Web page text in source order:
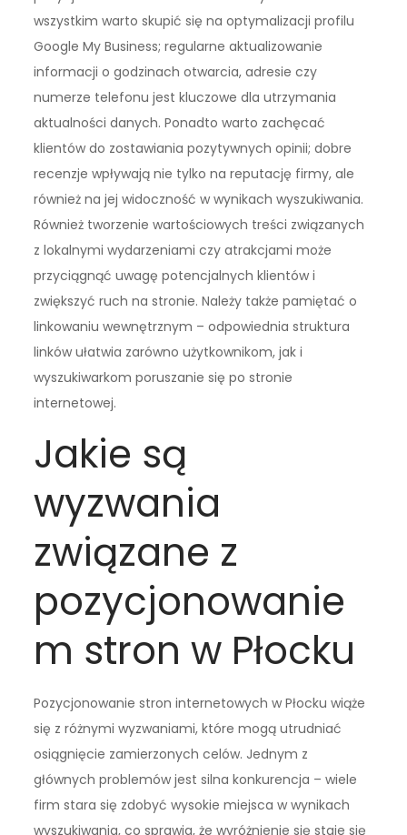
wszystkim warto skupić się na optymalizacji profilu
Google My Business; regularne aktualizowanie
informacji o godzinach otwarcia, adresie czy
numerze telefonu jest kluczowe dla utrzymania
aktualności danych. Ponadto warto zachęcać
klientów do zostawiania pozytywnych opinii; dobre
recenzje wpływają nie tylko na reputację firmy, ale
również na jej widoczność w wynikach wyszukiwania.
Również tworzenie wartościowych treści związanych
z lokalnymi wydarzeniami czy atrakcjami może
przyciągnąć uwagę potencjalnych klientów i
zwiększyć ruch na stronie. Należy także pamiętać o
linkowaniu wewnętrznym – odpowiednia struktura
linków ułatwia zarówno użytkownikom, jak i
wyszukiwarkom poruszanie się po stronie
internetowej.
Jakie są
wyzwania
związane z
pozycjonowanie
m stron w Płocku
Pozycjonowanie stron internetowych w Płocku wiąże
się z różnymi wyzwaniami, które mogą utrudniać
osiągnięcie zamierzonych celów. Jednym z
głównych problemów jest silna konkurencja – wiele
firm stara się zdobyć wysokie miejsca w wynikach
wyszukiwania, co sprawia, że wyróżnienie się staje się